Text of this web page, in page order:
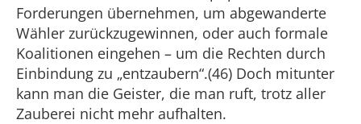
Forderungen übernehmen, um abgewanderte
Wähler zurückzugewinnen, oder auch formale
Koalitionen eingehen – um die Rechten durch
Einbindung zu „entzaubern“.(46) Doch mitunter
kann man die Geister, die man ruft, trotz aller
Zauberei nicht mehr aufhalten.